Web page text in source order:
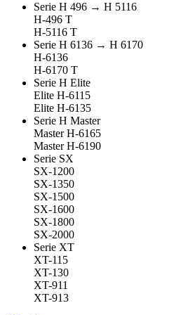
Serie H 496 → H 5116
H-496 T
H-5116 T
Serie H 6136 → H 6170
H-6136
H-6170 T
Serie H Elite
Elite H-6115
Elite H-6135
Serie H Master
Master H-6165
Master H-6190
Serie SX
SX-1200
SX-1350
SX-1500
SX-1600
SX-1800
SX-2000
Serie XT
XT-115
XT-130
XT-911
XT-913